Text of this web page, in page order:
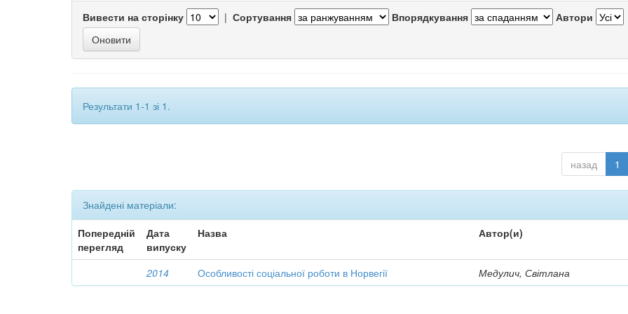
Вивести на сторінку | Сортування Впорядкування Автори
Результати 1-1 зі 1.
назад 1
Знайдені матеріали:
Попередній
перегляд
Дата
випуску
Назва Автор(и)
2014 Особливості соціальної роботи в Норвегії Медулич, Світлана